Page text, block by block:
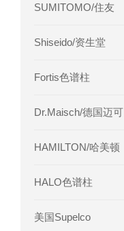
SUMITOMO/住友
Shiseido/资生堂
Fortis色谱柱
Dr.Maisch/德国迈可
HAMILTON/哈美顿
HALO色谱柱
美国Supelco